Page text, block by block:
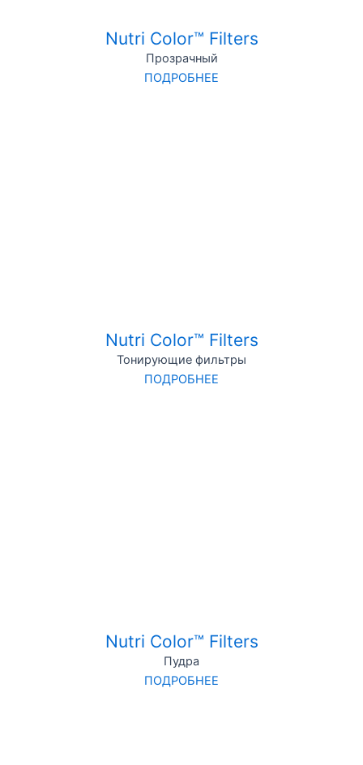
Nutri Color™ Filters
Прозрачный
ПОДРОБНЕЕ
Nutri Color™ Filters
Тонирующие фильтры
ПОДРОБНЕЕ
Nutri Color™ Filters
Пудра
ПОДРОБНЕЕ